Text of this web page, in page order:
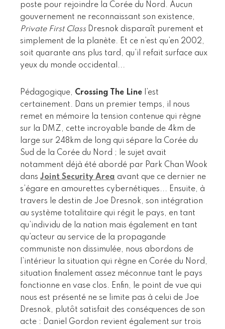
poste pour rejoindre la Corée du Nord. Aucun
gouvernement ne reconnaissant son existence,
Private First Class Dresnok disparaît purement et
simplement de la planète. Et ce n’est qu’en 2002,
soit quarante ans plus tard, qu’il refait surface aux
yeux du monde occidental...
Pédagogique, Crossing The Line l’est
certainement. Dans un premier temps, il nous
remet en mémoire la tension contenue qui règne
sur la DMZ, cette incroyable bande de 4km de
large sur 248km de long qui sépare la Corée du
Sud de la Corée du Nord ; le sujet avait
notamment déjà été abordé par Park Chan Wook
dans Joint Security Area avant que ce dernier ne
s’égare en amourettes cybernétiques... Ensuite, à
travers le destin de Joe Dresnok, son intégration
au système totalitaire qui régit le pays, en tant
qu’individu de la nation mais également en tant
qu’acteur au service de la propagande
communiste non dissimulée, nous abordons de
l’intérieur la situation qui règne en Corée du Nord,
situation finalement assez méconnue tant le pays
fonctionne en vase clos. Enfin, le point de vue qui
nous est présenté ne se limite pas à celui de Joe
Dresnok, plutôt satisfait des conséquences de son
acte : Daniel Gordon revient également sur trois